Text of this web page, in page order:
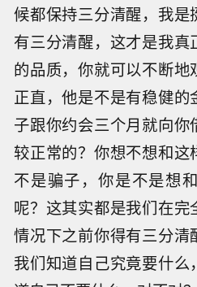
候都保持三分清醒，我
有三分清醒，这才是我
的品质，你就可以不断
正直，他是不是有稳健
子跟你约会三个月就向
较正常的？你想不想和
不是骗子，你是不是想
呢？这其实都是我们在
情况下之前你得有三分
我们知道自己究竟要什